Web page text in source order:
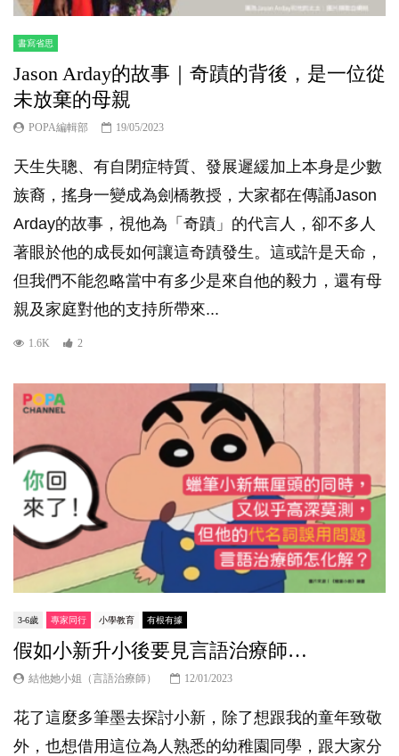
書寫省思
Jason Arday的故事｜奇蹟的背後，是一位從
未放棄的母親
POPA編輯部 19/05/2023
天生失聰、有自閉症特質、發展遲緩加上本身是少數
族裔，搖身一變成為劍橋教授，大家都在傳誦Jason
Arday的故事，視他為「奇蹟」的代言人，卻不多人
著眼於他的成長如何讓這奇蹟發生。這或許是天命，
但我們不能忽略當中有多少是來自他的毅力，還有母
親及家庭對他的支持所帶來...
1.6K 2
3-6歲 專家同行 小學教育 有根有據
假如小新升小後要見言語治療師…
結他她小姐（言語治療師） 12/01/2023
花了這麼多筆墨去探討小新，除了想跟我的童年致敬
外，也想借用這位為人熟悉的幼稚園同學，跟大家分